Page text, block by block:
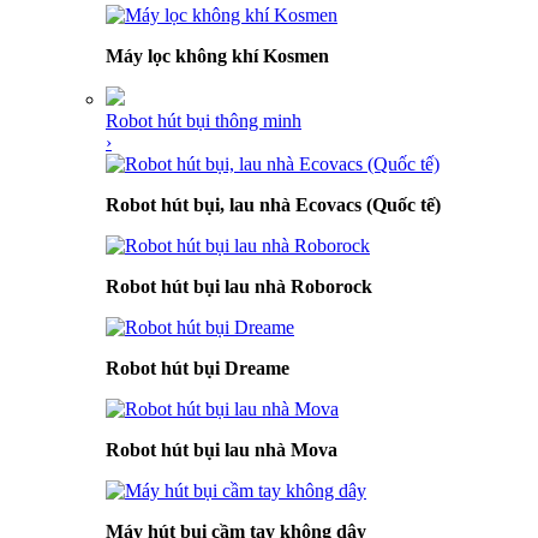
Máy lọc không khí Kosmen
Robot hút bụi thông minh
›
Robot hút bụi, lau nhà Ecovacs (Quốc tế)
Robot hút bụi lau nhà Roborock
Robot hút bụi Dreame
Robot hút bụi lau nhà Mova
Máy hút bụi cầm tay không dây